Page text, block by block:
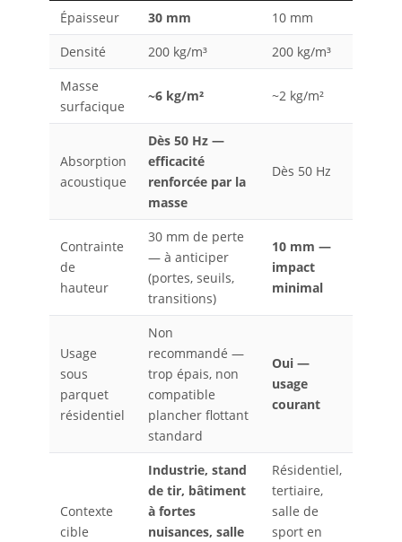
Épaisseur 30 mm
10 mm
Densité
200 kg/m³
200 kg/m³
Masse
surfacique
~6 kg/m² ~2 kg/m²
Absorption
acoustique
Dès 50 Hz —
efficacité
renforcée par la
masse
Dès 50 Hz
Contrainte
de
hauteur
30 mm de perte
— à anticiper
(portes, seuils,
transitions)
10 mm —
impact
minimal
Usage
sous
parquet
résidentiel
Non
recommandé —
trop épais, non
compatible
plancher flottant
standard
Oui —
usage
courant
Contexte
cible
Industrie, stand
de tir, bâtiment
à fortes
nuisances, salle
Résidentiel,
tertiaire,
salle de
sport en